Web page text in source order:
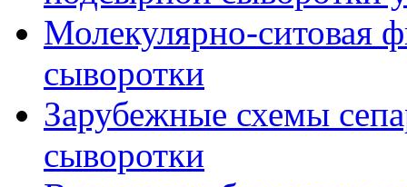
Молекулярно-ситовая
сыворотки
Зарубежные схемы
сыворотки